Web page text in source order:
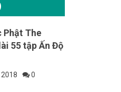
Phật The
55 tập Ấn Độ
0